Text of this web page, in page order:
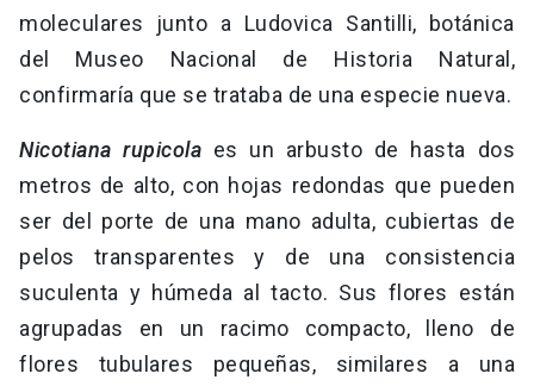
moleculares junto a Ludovica Santilli, botánica
del Museo Nacional de Historia Natural,
confirmaría que se trataba de una especie nueva.
Nicotiana rupicola es un arbusto de hasta dos
metros de alto, con hojas redondas que pueden
ser del porte de una mano adulta, cubiertas de
pelos transparentes y de una consistencia
suculenta y húmeda al tacto. Sus flores están
agrupadas en un racimo compacto, lleno de
flores tubulares pequeñas, similares a una